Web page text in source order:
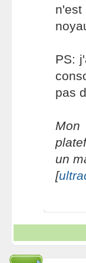
n'est
PS:
pas
un
[